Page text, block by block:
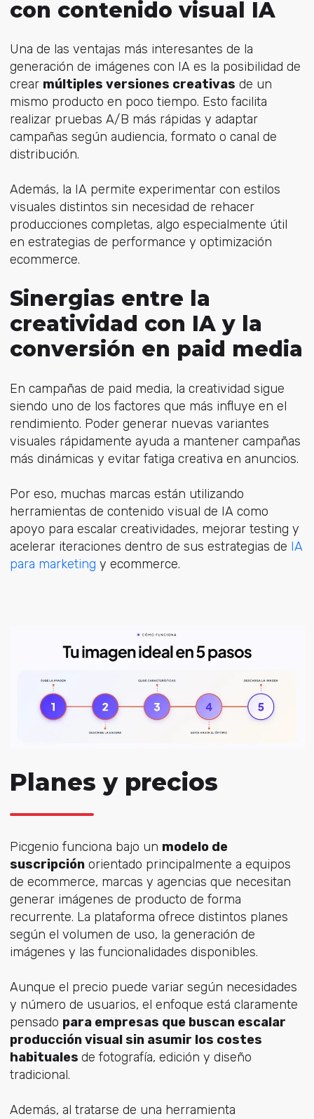
con contenido visual IA
Una de las ventajas más interesantes de la
generación de imágenes con IA es la posibilidad de
crear múltiples versiones creativas de un
mismo producto en poco tiempo. Esto facilita
realizar pruebas A/B más rápidas y adaptar
campañas según audiencia, formato o canal de
distribución.
Además, la IA permite experimentar con estilos
visuales distintos sin necesidad de rehacer
producciones completas, algo especialmente útil
en estrategias de performance y optimización
ecommerce.
Sinergias entre la
creatividad con IA y la
conversión en paid media
En campañas de paid media, la creatividad sigue
siendo uno de los factores que más influye en el
rendimiento. Poder generar nuevas variantes
visuales rápidamente ayuda a mantener campañas
más dinámicas y evitar fatiga creativa en anuncios.
Por eso, muchas marcas están utilizando
herramientas de contenido visual de IA como
apoyo para escalar creatividades, mejorar testing y
acelerar iteraciones dentro de sus estrategias de IA
para marketing y ecommerce.
Planes y precios
Picgenio funciona bajo un modelo de
suscripciónorientado principalmente a equipos
de ecommerce, marcas y agencias que necesitan
generar imágenes de producto de forma
recurrente. La plataforma ofrece distintos planes
según el volumen de uso, la generación de
imágenes y las funcionalidades disponibles.
Aunque el precio puede variar según necesidades
y número de usuarios, el enfoque está claramente
pensado para empresas que buscan escalar
producción visual sin asumir los costes
habituales de fotografía, edición y diseño
tradicional.
Además, al tratarse de una herramienta